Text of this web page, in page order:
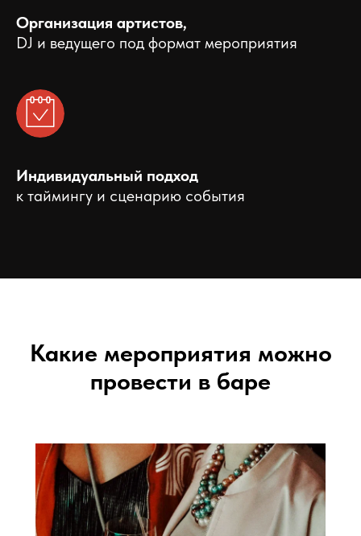
Организация артистов,
DJ и ведущего под формат мероприятия
Индивидуальный подход
к таймингу и сценарию события
Какие мероприятия можно
провести в баре